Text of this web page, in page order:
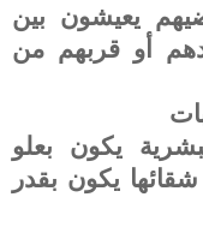
يعيشون بين
أو قربهم من
يكون بعلو
يكون بقدر